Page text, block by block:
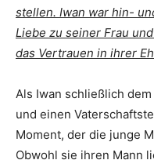
stellen. Iwan war hin-
Liebe zu seiner Frau
das Vertrauen in ihrer
Als Iwan schließlich
und einen
Moment, der die junge
Obwohl sie ihren Mann